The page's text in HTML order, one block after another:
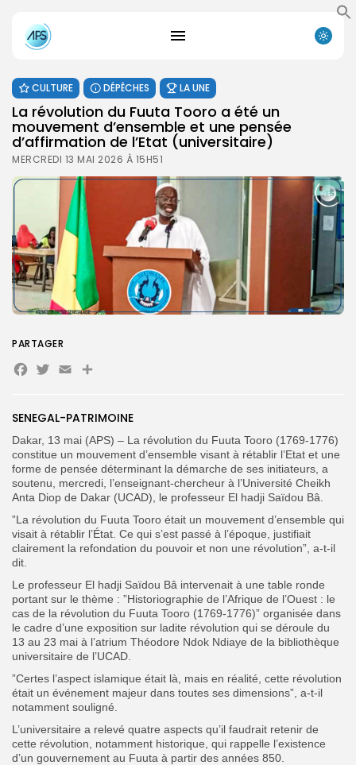
Search
for:
Button
FR
CULTURE DÉPÊCHES LA UNE
La révolution du Fuuta Tooro a été un
mouvement d’ensemble et une pensée
d’affirmation de l’Etat (universitaire)
MERCREDI 13 MAI 2026 À 15H51
SENEGAL-PATRIMOINE
Dakar, 13 mai (APS) – La révolution du Fuuta Tooro (1769-1776)
constitue un mouvement d’ensemble visant à rétablir l’Etat et une
forme de pensée déterminant la démarche de ses initiateurs, a
soutenu, mercredi, l’enseignant-chercheur à l’Université Cheikh
Anta Diop de Dakar (UCAD), le professeur El hadji Saïdou Bâ.
”La révolution du Fuuta Tooro était un mouvement d’ensemble qui
visait à rétablir l’État. Ce qui s’est passé à l’époque, justifiait
clairement la refondation du pouvoir et non une révolution”, a-t-il
dit.
Le professeur El hadji Saïdou Bâ intervenait à une table ronde
portant sur le thème : ”Historiographie de l’Afrique de l’Ouest : le
cas de la révolution du Fuuta Tooro (1769-1776)” organisée dans
le cadre d’une exposition sur ladite révolution qui se déroule du
13 au 23 mai à l’atrium Théodore Ndok Ndiaye de la bibliothèque
universitaire de l’UCAD.
”Certes l’aspect islamique était là, mais en réalité, cette révolution
était un événement majeur dans toutes ses dimensions”, a-t-il
notamment souligné.
L’universitaire a relevé quatre aspects qu’il faudrait retenir de
cette révolution, notamment historique, qui rappelle l’existence
d’un gouvernement au Fuuta à partir des années 850.
PARTAGER
Facebook
Twitter
EmailPartager